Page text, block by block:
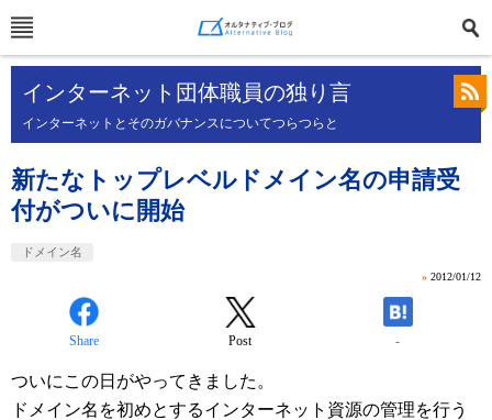
インターネット団体職員の独り言
インターネットとそのガバナンスについてつらつらと
新たなトップレベルドメイン名の申請受
付がついに開始
ドメイン名
» 2012/01/12
Share Post -
ついにこの日がやってきました。
ドメイン名を初めとするインターネット資源の管理を行う